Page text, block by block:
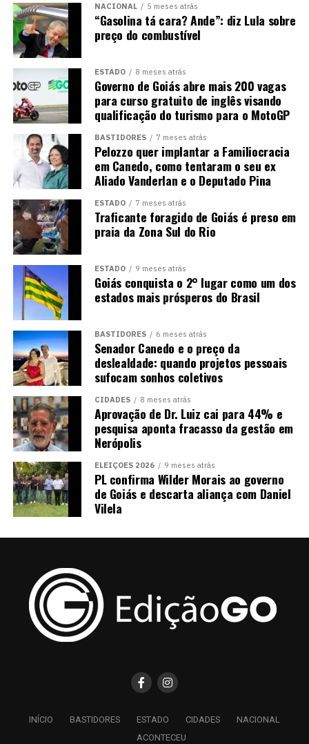
NACIONAL 5 meses atrás
“Gasolina tá cara? Ande”: diz Lula sobre
preço do combustível
ESTADO 8 meses atrás
Governo de Goiás abre mais 200 vagas
para curso gratuito de inglês visando
qualificação do turismo para o MotoGP
BASTIDORES 7 meses atrás
Pelozzo quer implantar a Familiocracia
em Canedo, como tentaram o seu ex
Aliado Vanderlan e o Deputado Pina
ESTADO 7 meses atrás
Traficante foragido de Goiás é preso em
praia da Zona Sul do Rio
ESTADO 9 meses atrás
Goiás conquista o 2° lugar como um dos
estados mais prósperos do Brasil
BASTIDORES 6 meses atrás
Senador Canedo e o preço da
deslealdade: quando projetos pessoais
sufocam sonhos coletivos
CIDADES 8 meses atrás
Aprovação de Dr. Luiz cai para 44% e
pesquisa aponta fracasso da gestão em
Nerópolis
ELEIÇÕES 2026 9 meses atrás
PL confirma Wilder Morais ao governo
de Goiás e descarta aliança com Daniel
Vilela
INÍCIO BASTIDORES ESTADO CIDADES
NACIONAL
ACONTECEU